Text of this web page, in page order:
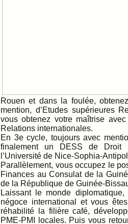
Rouen et dans la foulée,
mention, d’Etudes supérieures
vous obtenez votre maîtrise
Relations internationales.
En 3e cycle, toujours avec
finalement un DESS de Droit
l’Université de Nice-Sophia-
Parallèlement, vous occupez le
Finances au Consulat de la
de la République de Guinée-
Laissant le monde
négoce international et vous
réhabilité la filière café,
PME-PMI locales. Puis vous